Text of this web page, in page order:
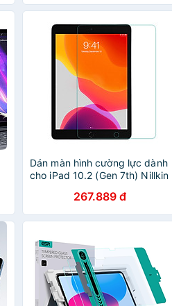
Dán màn hình cường lực dành
cho iPad 10.2 (Gen 7th) Nillkin
267.889 đ